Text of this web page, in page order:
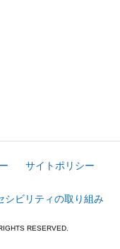
サイトポリシー
シビリティの取り組み
RESERVED.